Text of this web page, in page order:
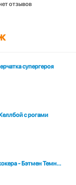
отзывов
супергероя
с рогами
- Бэтмен Темн...